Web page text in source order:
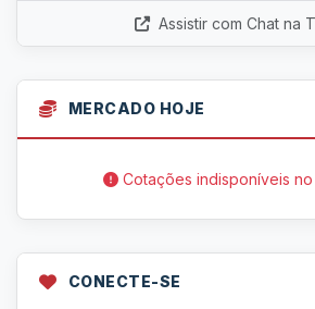
Assistir com Chat na
MERCADO HOJE
Cotações indisponíveis no
CONECTE-SE